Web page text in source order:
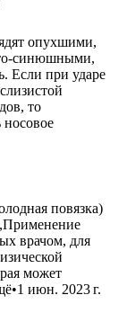
опухшими,
синюшными,
Если при ударе
то
повязка)
врачом, для
может
июн. 2023 г.